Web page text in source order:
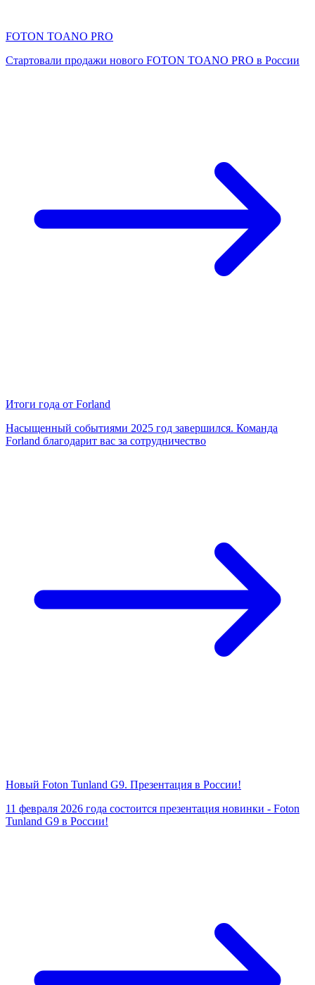
FOTON TOANO PRO
Стартовали продажи нового FOTON TOANO PRO в России
Итоги года от Forland
Насыщенный событиями 2025 год завершился. Команда
Forland благодарит вас за сотрудничество
Новый Foton Tunland G9. Презентация в России!
11 февраля 2026 года состоится презентация новинки - Foton
Tunland G9 в России!